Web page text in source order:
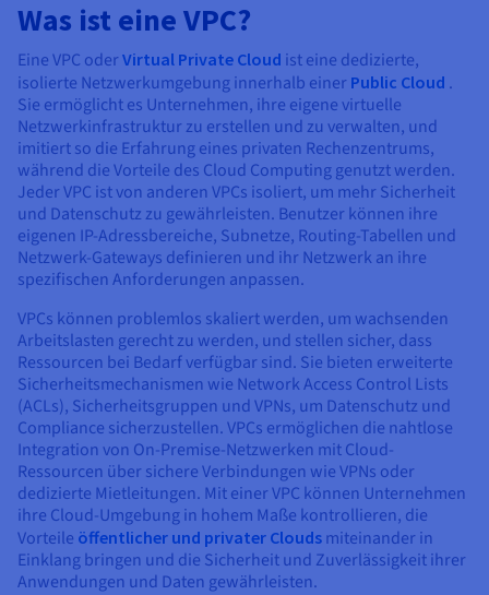
Preise
Dokumentation
Roadmap und Changelog
Monitoring
Roadmap und Changelog
Dokumentation
Roadmap und Changelog
Roadmap und Changelog
Roadmap und Changelog
Was ist eine VPC?
Eine VPC oderVirtual Private Cloud ist eine dedizierte,
isolierte Netzwerkumgebung innerhalb einer Public Cloud .
Sie ermöglicht es Unternehmen, ihre eigene virtuelle
Netzwerkinfrastruktur zu erstellen und zu verwalten, und
imitiert so die Erfahrung eines privaten Rechenzentrums,
während die Vorteile des Cloud Computing genutzt werden.
Jeder VPC ist von anderen VPCs isoliert, um mehr Sicherheit
und Datenschutz zu gewährleisten. Benutzer können ihre
eigenen IP-Adressbereiche, Subnetze, Routing-Tabellen und
Netzwerk-Gateways definieren und ihr Netzwerk an ihre
spezifischen Anforderungen anpassen.
VPCs können problemlos skaliert werden, um wachsenden
Arbeitslasten gerecht zu werden, und stellen sicher, dass
Ressourcen bei Bedarf verfügbar sind. Sie bieten erweiterte
Sicherheitsmechanismen wie Network Access Control Lists
(ACLs), Sicherheitsgruppen und VPNs, um Datenschutz und
Compliance sicherzustellen. VPCs ermöglichen die nahtlose
Integration von On-Premise-Netzwerken mit Cloud-
Ressourcen über sichere Verbindungen wie VPNs oder
dedizierte Mietleitungen. Mit einer VPC können Unternehmen
ihre Cloud-Umgebung in hohem Maße kontrollieren, die
Vorteile öffentlicher und privater Clouds miteinander in
Einklang bringen und die Sicherheit und Zuverlässigkeit ihrer
Anwendungen und Daten gewährleisten.